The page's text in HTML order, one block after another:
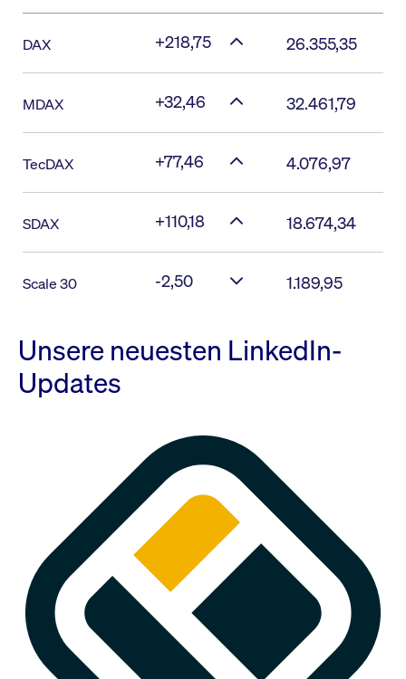
DAX +218,75 26.355,35
MDAX +32,46 32.461,79
TecDAX +77,46 4.076,97
SDAX +110,18 18.674,34
Scale 30 -2,50 1.189,95
Unsere neuesten LinkedIn-
Updates